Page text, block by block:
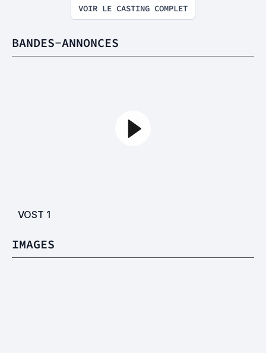
VOIR LE CASTING COMPLET
BANDES-ANNONCES
VOST 1
IMAGES